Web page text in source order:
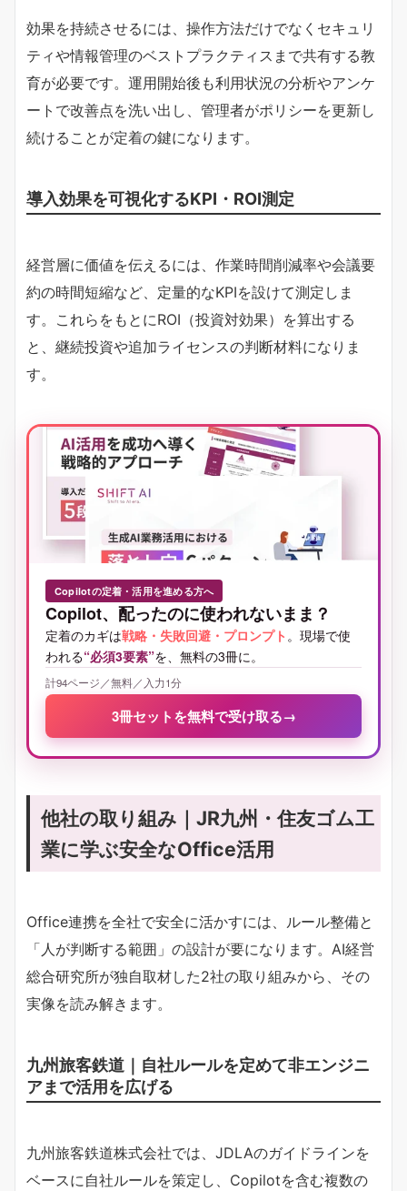
効果を持続させるには、操作方法だけでなくセキュリ
ティや情報管理のベストプラクティスまで共有する教
育が必要です。運用開始後も利用状況の分析やアンケ
ートで改善点を洗い出し、管理者がポリシーを更新し
続けることが定着の鍵になります。
導入効果を可視化するKPI・ROI測定
経営層に価値を伝えるには、作業時間削減率や会議要
約の時間短縮など、定量的なKPIを設けて測定しま
す。これらをもとにROI（投資対効果）を算出する
と、継続投資や追加ライセンスの判断材料になりま
す。
Copilotの定着・活用を進める方へ
Copilot、配ったのに使われないまま？
定着のカギは戦略・失敗回避・プロンプト 。現場で使
われる“必須3要素”を、無料の3冊に。
計94ページ／無料／入力1分
3冊セットを無料で受け取る→
他社の取り組み｜JR九州・住友ゴム工
業に学ぶ安全なOffice活用
Office連携を全社で安全に活かすには、ルール整備と
「人が判断する範囲」の設計が要になります。AI経営
総合研究所が独自取材した2社の取り組みから、その
実像を読み解きます。
九州旅客鉄道｜自社ルールを定めて非エンジニ
アまで活用を広げる
九州旅客鉄道株式会社では、JDLAのガイドラインを
ベースに自社ルールを策定し、Copilotを含む複数の